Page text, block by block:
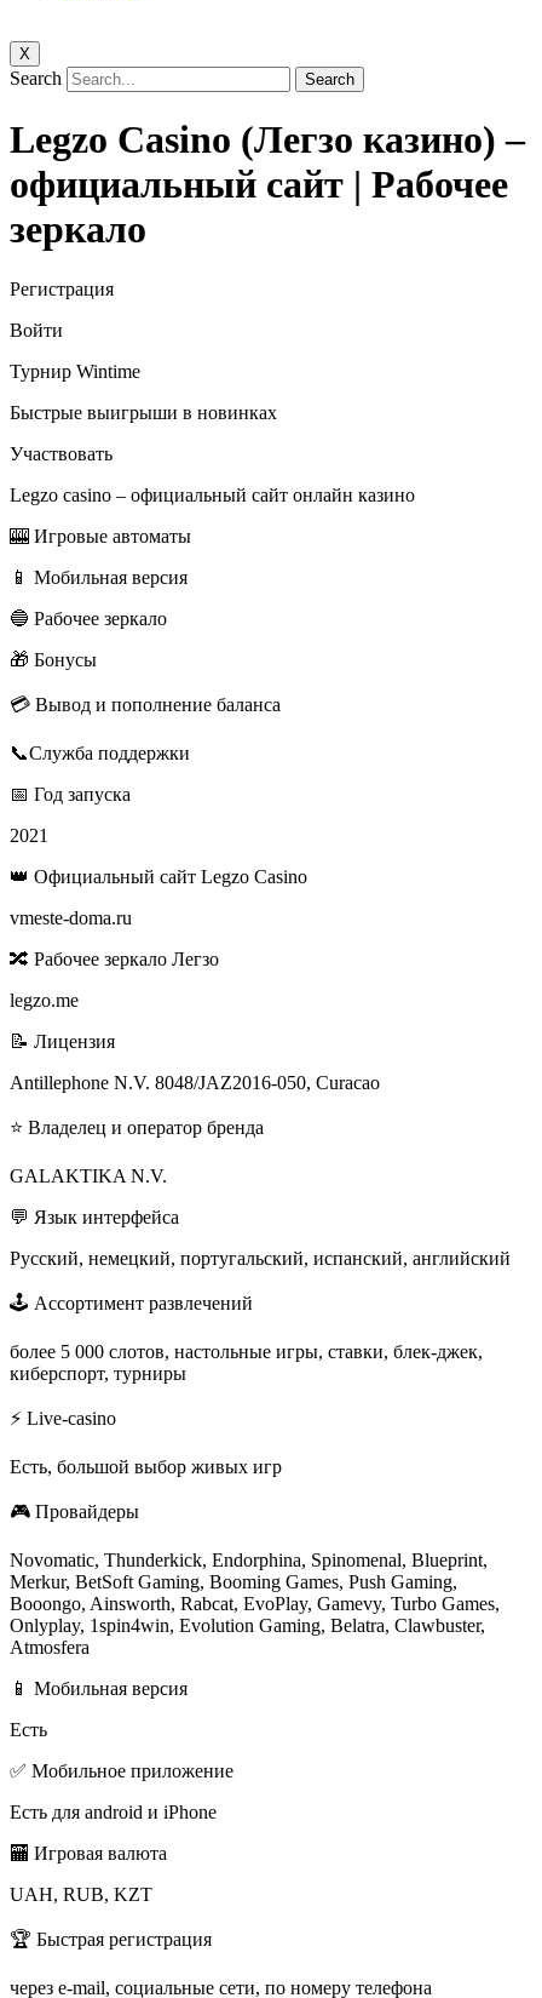
X
Search Search
Legzo Casino (Легзо казино) –
официальный сайт | Рабочее
зеркало
Регистрация
Войти
Турнир Wintime
Быстрые выигрыши в новинках
Участвовать
Legzo casino – официальный сайт онлайн казино
🎰 Игровые автоматы
📱 Мобильная версия
🔵 Рабочее зеркало
🎁 Бонусы
💳 Вывод и пополнение баланса
📞Служба поддержки
📅 Год запуска
2021
👑 Официальный сайт Legzo Casino
vmeste-doma.ru
🔀 Рабочее зеркало Легзо
legzo.me
📝 Лицензия
Antillephone N.V. 8048/JAZ2016-050, Curacao
⭐ Владелец и оператор бренда
GALAKTIKA N.V.
💬 Язык интерфейса
Русский, немецкий, португальский, испанский, английский
🕹 Ассортимент развлечений
более 5 000 слотов, настольные игры, ставки, блек-джек,
киберспорт, турниры
⚡ Live-casino
Есть, большой выбор живых игр
🎮 Провайдеры
Novomatic, Thunderkick, Endorphina, Spinomenal, Blueprint,
Merkur, BetSoft Gaming, Booming Games, Push Gaming,
Booongo, Ainsworth, Rabcat, EvoPlay, Gamevy, Turbo Games,
Onlyplay, 1spin4win, Evolution Gaming, Belatra, Clawbuster,
Atmosfera
📱 Мобильная версия
Есть
✅ Мобильное приложение
Есть для android и iPhone
🏧 Игровая валюта
UAH, RUB, KZT
🏆 Быстрая регистрация
через e-mail, социальные сети, по номеру телефона